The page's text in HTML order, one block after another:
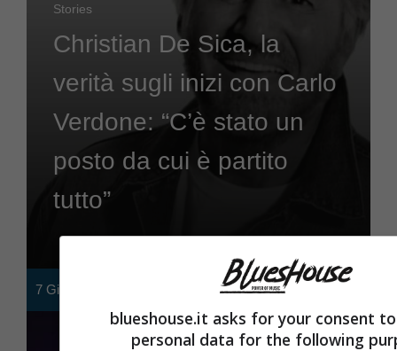
Stories
Christian De Sica, la
verità sugli inizi con Carlo
Verdone: “C’è stato un
posto da cui è partito
tutto”
7 Giugno 2024
blueshouse.it asks for your consent
personal data for the following